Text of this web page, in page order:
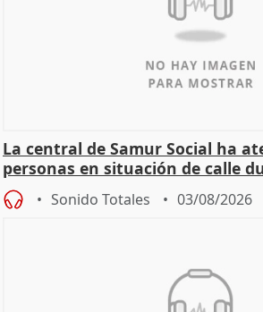
La central de Samur Social ha
personas en situación de calle
de Calor
Sonido Totales 03/08/2026